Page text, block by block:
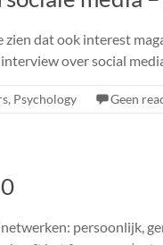
dat ook interest
over social
, Psychology Geen
netwerken: persoonlijk,